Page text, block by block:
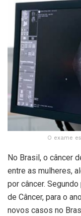
O exame
No Brasil, o câncer
entre as mulheres,
por câncer.
de Câncer, para o
novos casos no